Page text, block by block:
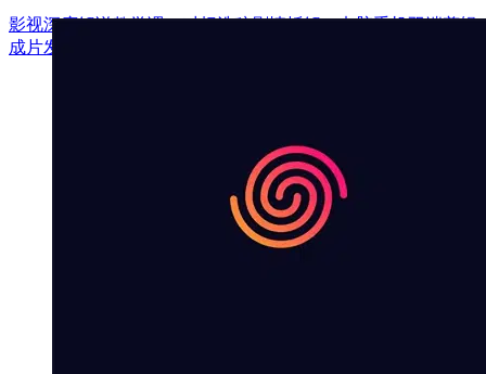
影视深度解说教学课：对标洗稿剧情拆解，电脑手机双端剪辑
成片发布全流程